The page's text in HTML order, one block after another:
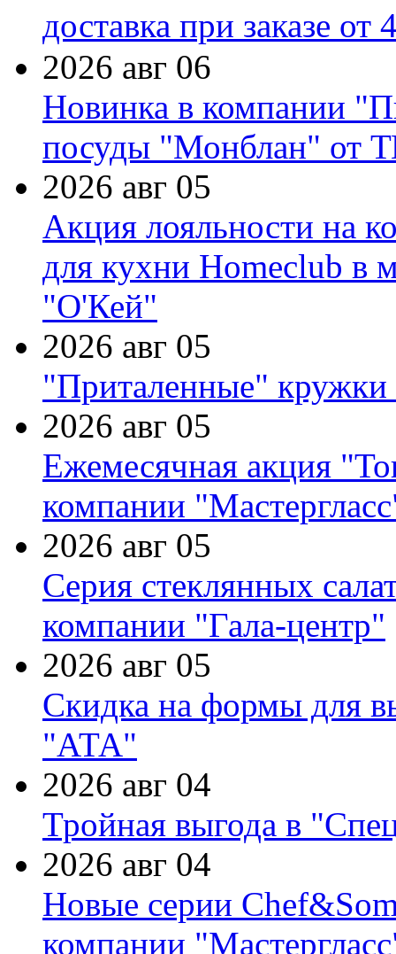
доставка при заказе от
2026 авг 06
Новинка в компании
посуды "Монблан" от
2026 авг 05
Акция лояльности на
для кухни Homeclub в
"О'Кей"
2026 авг 05
"Приталенные" кружки
2026 авг 05
Ежемесячная акция
компании
2026 авг 05
Серия стеклянных
компании "Гала-центр"
2026 авг 05
Скидка на формы для
"АТА"
2026 авг 04
Тройная выгода в
2026 авг 04
Новые серии
компании